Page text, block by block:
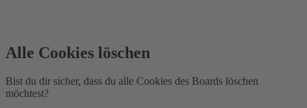
Alle Cookies löschen
Bist du dir sicher, dass du alle Cookies des Boards löschen
möchtest?